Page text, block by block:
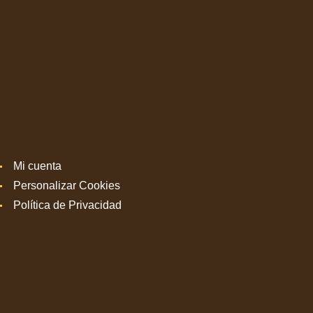
Mi cuenta
Personalizar Cookies
Política de Privacidad